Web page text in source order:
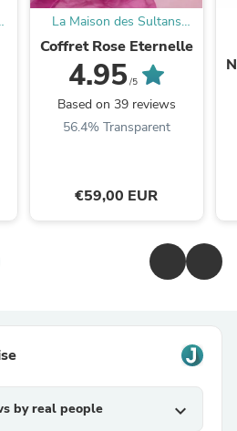
La Maison des Sultans
Paris
Coffret Rose Eternelle
4.95/5
Based on 39 reviews
56.4% Transparent
€59,00 EUR
by real people expand_more